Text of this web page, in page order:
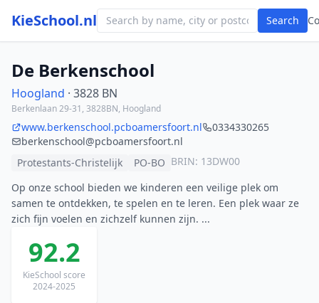
KieSchool.nl Search
De Berkenschool
Hoogland · 3828 BN
Berkenlaan 29-31, 3828BN, Hoogland
www.berkenschool.pcboamersfoort.nl
0334330265
berkenschool@pcboamersfoort.nl
Protestants-Christelijk
PO-BO BRIN: 13DW00
Op onze school bieden we kinderen een veilige plek om
samen te ontdekken, te spelen en te leren. Een plek waar ze
zich fijn voelen en zichzelf kunnen zijn. ...
92.2
KieSchool score
2024-2025